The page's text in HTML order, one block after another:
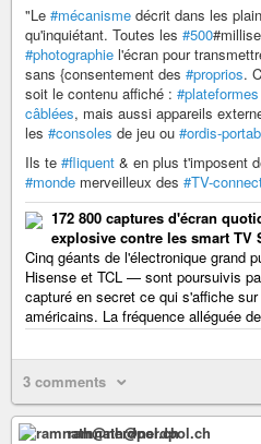
"Le #mécanisme décrit dans les
qu'inquiétant. Toutes les #500
#photographie l'écran pour
sans {consentement des #proprios.
soit le contenu affiché : #plateformes
câblées, mais aussi appareils
les #consoles de jeu ou #ordis-
Ils te #fliquent & en plus t'imposent
#monde merveilleux des #TV-
172 800 captures d'écran
explosive contre les smart TV
Cinq géants de l'électronique grand
Hisense et TCL — sont poursuivis
capturé en secret ce qui s'affiche
américains. La fréquence alléguée
3 comments
ramnath@nerdpol.ch